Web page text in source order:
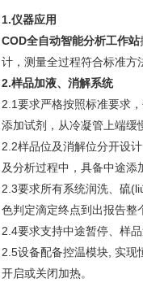
1.仪器应用
COD全自动智能分析工作站
计，测量全过程符合标准方
2.样品加液、消解系统
2.1要求严格按照标准要求
添加试剂，从冷凝管上端缓
2.2样品位及消解位分开设
及分析过程中，具备中途添
2.3要求所有系统润洗、硫(
色判定滴定终点到出报告整
2.4要求支持中途暂停、样
2.5设备配备控温模块, 实现
开启或关闭加热。